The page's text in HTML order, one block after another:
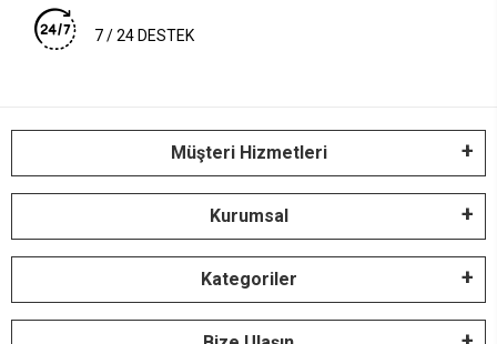
7 / 24 DESTEK
Müşteri Hizmetleri
Kurumsal
Kategoriler